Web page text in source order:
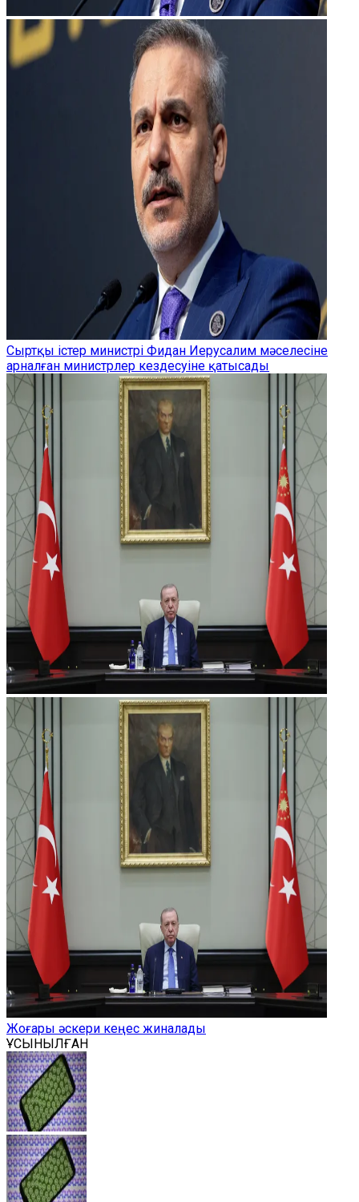
Сыртқы істер министрі Фидан Иерусалим мәселесіне
арналған министрлер кездесуіне қатысады
Жоғары әскери кеңес жиналады
ҰСЫНЫЛҒАН